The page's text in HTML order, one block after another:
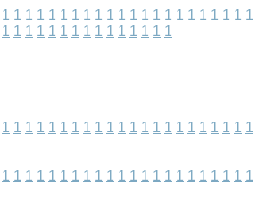
1 1 1 1 1 1 1 1 1 1 1 1 1 1 1 1 1 1 1 1 1 1
1 1 1 1 1 1 1 1 1 1 1 1 1 1 1
1 1 1 1 1 1 1 1 1 1 1 1 1 1 1 1 1 1 1 1 1 1
1 1 1 1 1 1 1 1 1 1 1 1 1 1 1 1 1 1 1 1 1 1